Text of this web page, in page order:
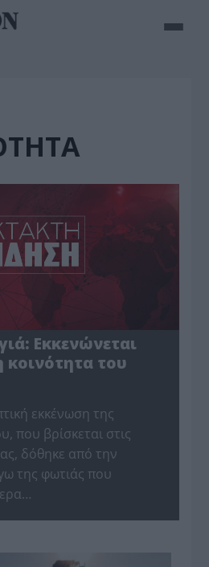
Εκκενώνεται
του
εκκένωση της
που βρίσκεται στις
δόθηκε από την
της φωτιάς που